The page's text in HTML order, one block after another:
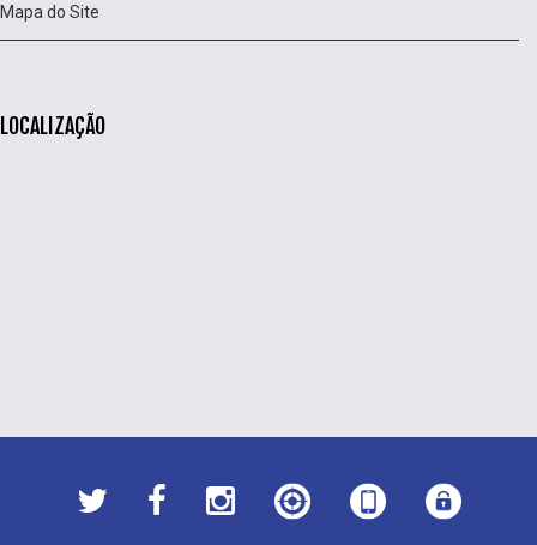
Mapa do Site
LOCALIZAÇÃO